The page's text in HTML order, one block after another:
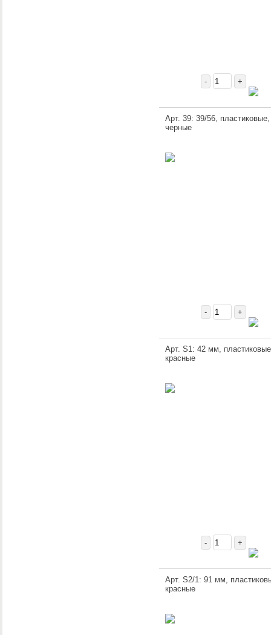
- +
Арт. 39: 39/56, пластиковые,
черные
- +
Арт. S1: 42 мм,
красные
- +
Арт. S2/1: 91 мм,
красные